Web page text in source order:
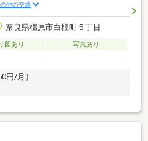
他の交通
奈良県橿原市白橿町５丁目
図あり
写真あり
円/月）